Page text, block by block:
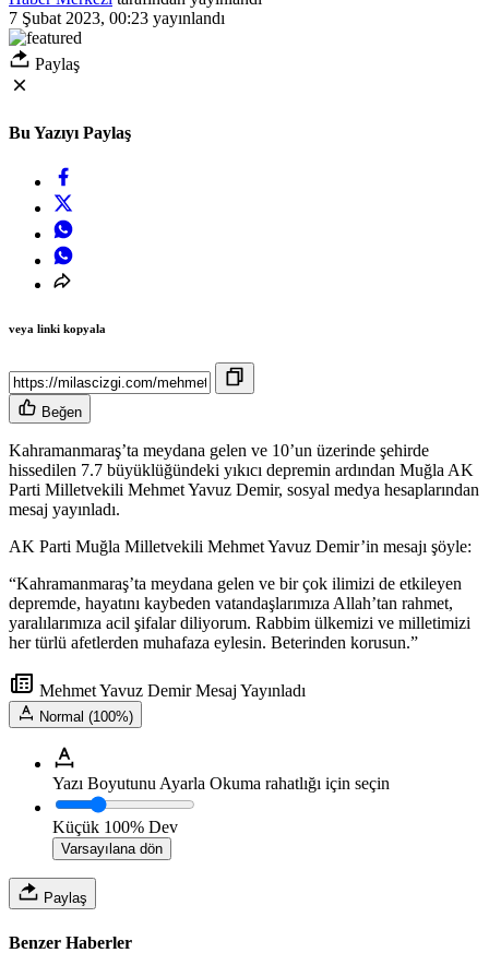
7 Şubat 2023, 00:23 yayınlandı
Paylaş
Bu Yazıyı Paylaş
veya linki kopyala
Beğen
Kahramanmaraş’ta meydana gelen ve 10’un üzerinde şehirde
hissedilen 7.7 büyüklüğündeki yıkıcı depremin ardından Muğla AK
Parti Milletvekili Mehmet Yavuz Demir, sosyal medya hesaplarından
mesaj yayınladı.
AK Parti Muğla Milletvekili Mehmet Yavuz Demir’in mesajı şöyle:
“Kahramanmaraş’ta meydana gelen ve bir çok ilimizi de etkileyen
depremde, hayatını kaybeden vatandaşlarımıza Allah’tan rahmet,
yaralılarımıza acil şifalar diliyorum. Rabbim ülkemizi ve milletimizi
her türlü afetlerden muhafaza eylesin. Beterinden korusun.”
Mehmet Yavuz Demir Mesaj Yayınladı
Normal (100%)
Yazı Boyutunu Ayarla Okuma rahatlığı için seçin
Küçük 100% Dev
Varsayılana dön
Paylaş
Benzer Haberler